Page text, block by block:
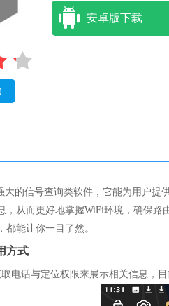
安卓版下载
大的信号查询类软件，它能为用户提
，从而更好地掌握WiFi环境，确保
能让你一目了然。
方式
电话与定位权限来展示相关信息，